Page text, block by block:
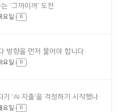
‘그까이꺼’ 도전
요일 0
방향을 먼저 물어야 합니다
요일 0
‘AI 지출’을 걱정하기 시작했나
요일 0